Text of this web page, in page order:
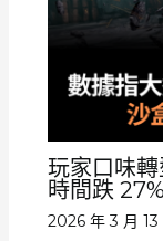
玩家口味
時間跌
2026 年 3 月 13